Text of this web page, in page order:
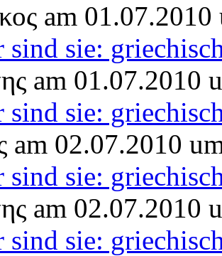
am
sind sie:
am 01.07.2010
sind sie:
am 02.07.2010
sind sie:
am 02.07.2010
sind sie: